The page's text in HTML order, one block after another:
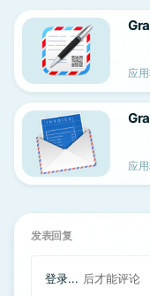
应
应
发表回复
登录... 后才能评论